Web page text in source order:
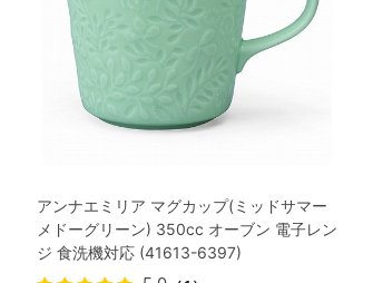
アンナエミリア マグカップ(ミッドサマー
メドーグリーン) 350cc オーブン 電子レン
ジ 食洗機対応 (41613-6397)